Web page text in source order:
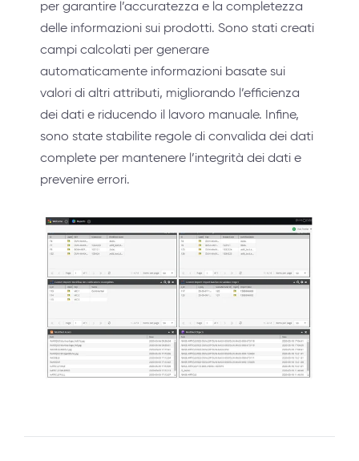
per garantire l’accuratezza e la completezza
delle informazioni sui prodotti. Sono stati creati
campi calcolati per generare
automaticamente informazioni basate sui
valori di altri attributi, migliorando l’efficienza
dei dati e riducendo il lavoro manuale. Infine,
sono state stabilite regole di convalida dei dati
complete per mantenere l’integrità dei dati e
prevenire errori.